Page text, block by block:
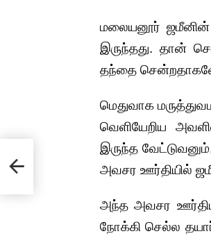
மலையனூர்
இருந்தது. தான்
தந்தை
மெதுவாக
வெளியேறிய
இருந்த
அவசர ஊர்தியில்
அந்த அவசர
நோக்கி செல்ல